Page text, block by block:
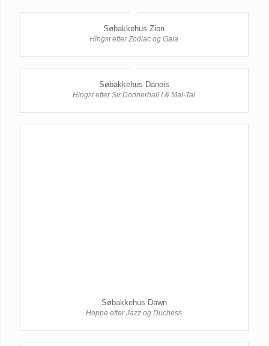
Søbakkehus Zion
Hingst efter Zodiac og Gaia
Søbakkehus Danois
Hingst efter Sir Donnerhall I & Mai-Tai
Søbakkehus Dawn
Hoppe efter Jazz og Duchess